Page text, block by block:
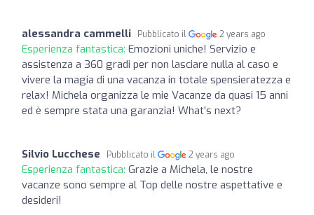
alessandra cammelli Pubblicato il 2 years ago
Esperienza fantastica: Emozioni uniche! Servizio e
assistenza a 360 gradi per non lasciare nulla al caso e
vivere la magia di una vacanza in totale spensieratezza e
relax! Michela organizza le mie Vacanze da quasi 15 anni
ed è sempre stata una garanzia! What’s next?
Silvio Lucchese Pubblicato il 2 years ago
Esperienza fantastica: Grazie a Michela, le nostre
vacanze sono sempre al Top delle nostre aspettative e
desideri!